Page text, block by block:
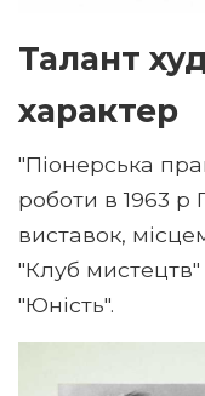
Талант
характер
"Піонерська
роботи в 1963
виставок,
"Клуб
"Юність".